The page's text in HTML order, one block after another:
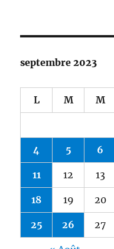
septembre 2023
L M M
4 5 6
11 12 13
18 19 20
25 26 27